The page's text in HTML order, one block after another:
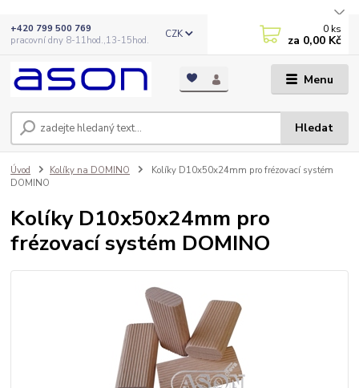
Menu
CZK
Hledat
+420 799 500 769
pracovní dny 8-11hod.,13-15hod.
0 ks
za 0,00 Kč
Úvod Kolíky na DOMINO
Kolíky D10x50x24mm pro frézovací systém
DOMINO
Kolíky D10x50x24mm pro
frézovací systém DOMINO